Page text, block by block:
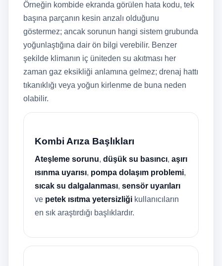
Örneğin kombide ekranda görülen hata kodu, tek
başına parçanın kesin arızalı olduğunu
göstermez; ancak sorunun hangi sistem grubunda
yoğunlaştığına dair ön bilgi verebilir. Benzer
şekilde klimanın iç üniteden su akıtması her
zaman gaz eksikliği anlamına gelmez; drenaj hattı
tıkanıklığı veya yoğun kirlenme de buna neden
olabilir.
Kombi Arıza Başlıkları
Ateşleme sorunu, düşük su basıncı, aşırı
ısınma uyarısı, pompa dolaşım problemi,
sıcak su dalgalanması, sensör uyarıları
ve petek ısıtma yetersizliği kullanıcıların
en sık araştırdığı başlıklardır.